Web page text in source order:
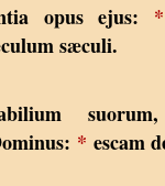
opus ejus: *
sæculi.
* escam